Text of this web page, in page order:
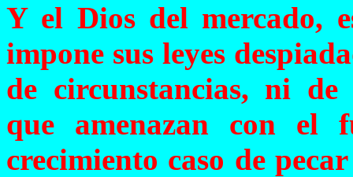
Y el Dios del mercado,
impone sus leyes
de circunstancias, ni de
que amenazan con el
crecimiento caso de